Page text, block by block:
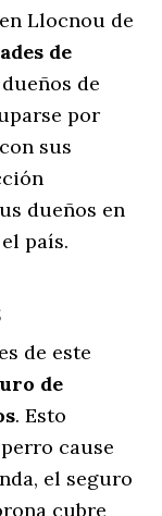
Llocnou de
de
de
por
sus
dueños en
país.
de este
de
. Esto
cause
el seguro
cubre